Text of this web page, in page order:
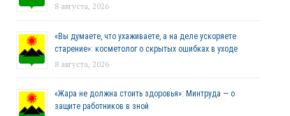
8 августа, 2026
«Вы думаете, что ухаживаете, а на деле ускоряете
старение»: косметолог о скрытых ошибках в уходе
8 августа, 2026
«Жара не должна стоить здоровья»: Минтруда — о
защите работников в зной